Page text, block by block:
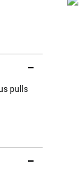
pulls